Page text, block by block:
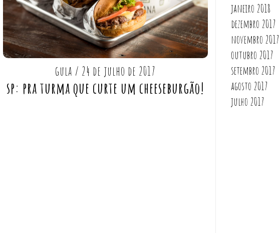
gula / 24 de julho de 2017
sp: pra turma que curte um cheeseburgão!
janeiro 2018
dezembro 2017
novembro 2017
outubro 2017
setembro 2017
agosto 2017
julho 2017